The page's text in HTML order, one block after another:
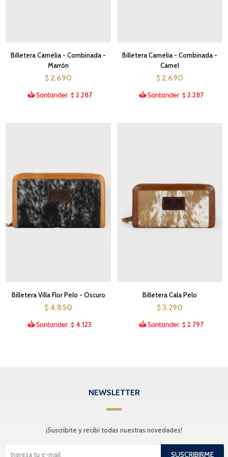
Billetera Camelia - Combinada -
Marrón
$ 2.690
$ 2.287
Billetera Camelia - Combinada -
Camel
$ 2.690
$ 2.287
Billetera Villa Flor Pelo - Oscuro
$ 4.850
$ 4.123
Billetera Cala Pelo
$ 3.290
$ 2.797
NEWSLETTER
¡Suscribite y recibí todas nuestras novedades!
SUSCRIBIRME